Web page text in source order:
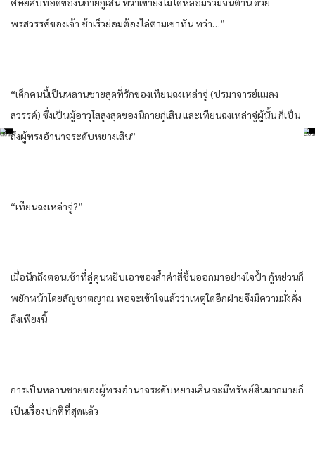
พรสวรรค์​ของ​เจ้า ช้าเร็ว​ย่อม​ต้อง​ไล่ตาม​เขา​ทัน​ ทว่า​…”
“เด็ก​คน​นี้​เป็น​หลานชาย​สุดที่รัก​ของ​เทียน​ฉงเหล่า​จู่ (ปรมาจารย์​แมลง​
สวรรค์​) ซึ่งเป็น​ผู้อาวุโส​สูงสุด​ของ​นิกาย​กู่​เสิน​ และ​เทียน​ฉงเหล่า​จู่ผู้​นั้น​ ก็​เป็น​
ถึงผู้​ทรงอำนาจ​ระดับ​หยาง​เสิน”​
“เทียน​ฉงเหล่า​จู่?”
เมื่อ​นึกถึง​ตอนเช้า​ที่​ลู่​คุ​น​หยิบ​เอา​ของล้ำค่า​สี่ชิ้น​ออกมา​อย่าง​ใจป้ำ กู้​หย่วน​ก็​
พยักหน้า​โดยสัญชาตญาณ​ พอ​จะเข้าใจ​แล้ว​ว่า​เหตุใด​อีก​ฝ่าย​จึงมีความมั่งคั่ง​
ถึงเพียงนี้​
การ​เป็น​หลานชาย​ของ​ผู้​ทรงอำนาจ​ระดับ​หยาง​เสิน​ จะมีทรัพย์สิน​มากมาย​ก็​
เป็นเรื่อง​ปกติ​ที่สุด​แล้ว​